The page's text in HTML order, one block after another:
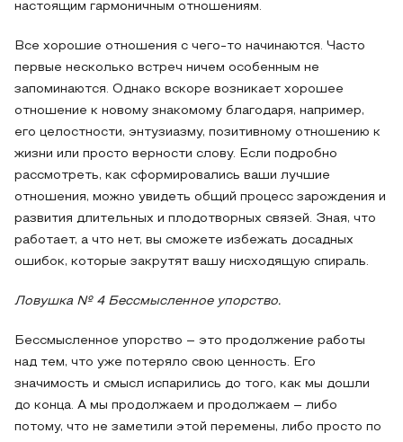
настоящим гармоничным отношениям.
Все хорошие отношения с чего-то начинаются. Часто
первые несколько встреч ничем особенным не
запоминаются. Однако вскоре возникает хорошее
отношение к новому знакомому благодаря, например,
его целостности, энтузиазму, позитивному отношению к
жизни или просто верности слову. Если подробно
рассмотреть, как сформировались ваши лучшие
отношения, можно увидеть общий процесс зарождения и
развития длительных и плодотворных связей. Зная, что
работает, а что нет, вы сможете избежать досадных
ошибок, которые закрутят вашу нисходящую спираль.
Ловушка № 4 Бессмысленное упорство.
Бессмысленное упорство – это продолжение работы
над тем, что уже потеряло свою ценность. Его
значимость и смысл испарились до того, как мы дошли
до конца. А мы продолжаем и продолжаем – либо
потому, что не заметили этой перемены, либо просто по